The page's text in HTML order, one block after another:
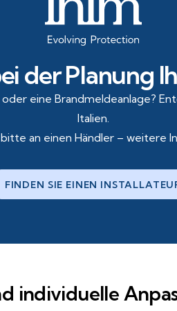
der Planung
eine Brandmeldeanlage?
Italien.
an einen Händler – weitere
FINDEN SIE EINEN
individuelle